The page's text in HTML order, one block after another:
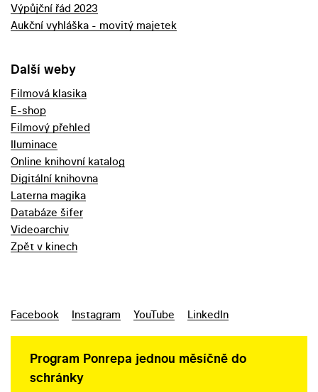
Výpůjční řád 2023
Aukční vyhláška - movitý majetek
Další weby
Filmová klasika
E-shop
Filmový přehled
Iluminace
Online knihovní katalog
Digitální knihovna
Laterna magika
Databáze šifer
Videoarchiv
Zpět v kinech
Facebook Instagram YouTube LinkedIn
Program Ponrepa jednou měsíčně do
schránky